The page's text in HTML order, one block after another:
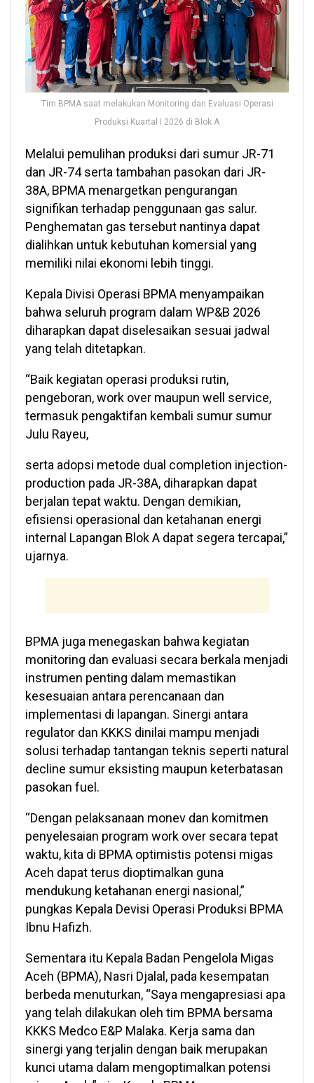
Tim BPMA saat melakukan Monitoring dan Evaluasi Operasi
Produksi Kuartal I 2026 di Blok A
Melalui pemulihan produksi dari sumur JR-71
dan JR-74 serta tambahan pasokan dari JR-
38A, BPMA menargetkan pengurangan
signifikan terhadap penggunaan gas salur.
Penghematan gas tersebut nantinya dapat
dialihkan untuk kebutuhan komersial yang
memiliki nilai ekonomi lebih tinggi.
Kepala Divisi Operasi BPMA menyampaikan
bahwa seluruh program dalam WP&B 2026
diharapkan dapat diselesaikan sesuai jadwal
yang telah ditetapkan.
“Baik kegiatan operasi produksi rutin,
pengeboran, work over maupun well service,
termasuk pengaktifan kembali sumur sumur
Julu Rayeu,
serta adopsi metode dual completion injection-
production pada JR-38A, diharapkan dapat
berjalan tepat waktu. Dengan demikian,
efisiensi operasional dan ketahanan energi
internal Lapangan Blok A dapat segera tercapai,”
ujarnya.
BPMA juga menegaskan bahwa kegiatan
monitoring dan evaluasi secara berkala menjadi
instrumen penting dalam memastikan
kesesuaian antara perencanaan dan
implementasi di lapangan. Sinergi antara
regulator dan KKKS dinilai mampu menjadi
solusi terhadap tantangan teknis seperti natural
decline sumur eksisting maupun keterbatasan
pasokan fuel.
“Dengan pelaksanaan monev dan komitmen
penyelesaian program work over secara tepat
waktu, kita di BPMA optimistis potensi migas
Aceh dapat terus dioptimalkan guna
mendukung ketahanan energi nasional,”
pungkas Kepala Devisi Operasi Produksi BPMA
Ibnu Hafizh.
Sementara itu Kepala Badan Pengelola Migas
Aceh (BPMA), Nasri Djalal, pada kesempatan
berbeda menuturkan, “Saya mengapresiasi apa
yang telah dilakukan oleh tim BPMA bersama
KKKS Medco E&P Malaka. Kerja sama dan
sinergi yang terjalin dengan baik merupakan
kunci utama dalam mengoptimalkan potensi